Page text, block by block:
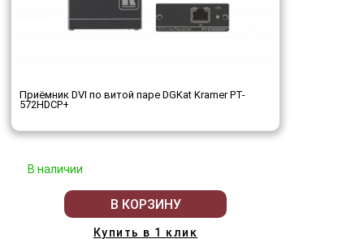
Приёмник DVI по витой паре DGKat Kramer PT-
572HDCP+
В наличии
В КОРЗИНУ
Купить в 1 клик